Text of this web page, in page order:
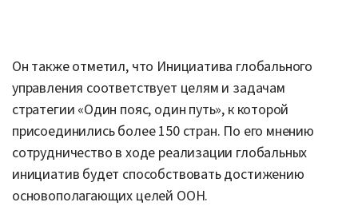
Он также отметил, что Инициатива глобального
управления соответствует целям и задачам
стратегии «Один пояс, один путь», к которой
присоединились более 150 стран. По его мнению
сотрудничество в ходе реализации глобальных
инициатив будет способствовать достижению
основополагающих целей ООН.